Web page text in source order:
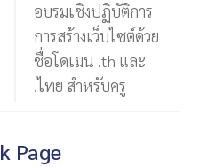
อบรมเชิงปฏิบัติการ
การสร้างเว็บไซต์ด้วย
ชื่อโดเมน .th และ
.ไทย สำหรับครู
Page